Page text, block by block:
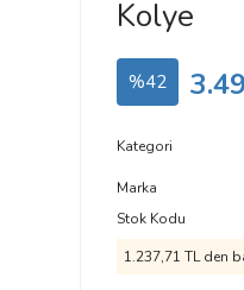
Kolye
%42
Kategori
Marka
Stok Kodu
1.237,71 TL den